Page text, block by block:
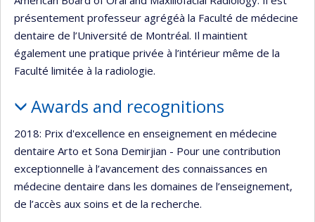
présentement professeur agrégéà la Faculté de médecine
dentaire de l’Université de Montréal. Il maintient
également une pratique privée à l’intérieur même de la
Faculté limitée à la radiologie.
Awards and recognitions
2018: Prix d'excellence en enseignement en médecine
dentaire Arto et Sona Demirjian - Pour une contribution
exceptionnelle à l’avancement des connaissances en
médecine dentaire dans les domaines de l’enseignement,
de l’accès aux soins et de la recherche.